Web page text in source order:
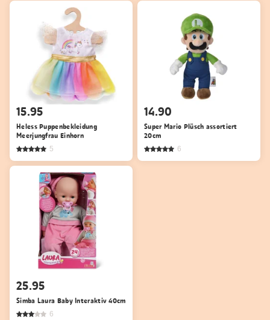
15.95
Heless Puppenbekleidung
Meerjungfrau Einhorn
5
14.90
Super Mario Plüsch assortiert
20cm
6
25.95
Simba Laura Baby Interaktiv 40cm
6